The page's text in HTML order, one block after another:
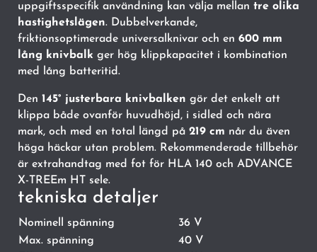
uppgiftsspecifik användning kan välja mellan tre olika
hastighetslägen. Dubbelverkande,
friktionsoptimerade universalknivar och en 600 mm
lång knivbalk ger hög klippkapacitet i kombination
med lång batteritid.
Den 145° justerbara knivbalken gör det enkelt att
klippa både ovanför huvudhöjd, i sidled och nära
mark, och med en total längd på 219 cm når du även
höga häckar utan problem. Rekommenderade tillbehör
är extrahandtag med fot för HLA 140 och ADVANCE
X-TREEm HT sele.
tekniska detaljer
Nominell spänning
36 V
Max. spänning
40 V